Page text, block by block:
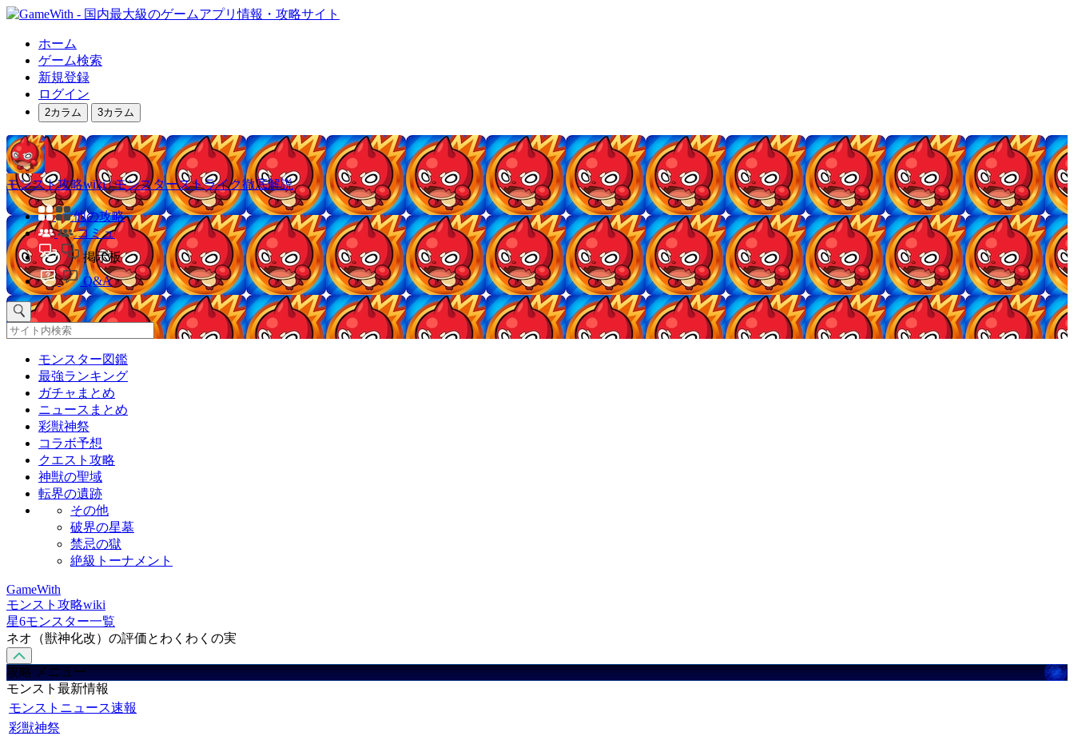
ホーム
ゲーム検索
新規登録
ログイン
2カラム 3カラム
モンスト攻略wiki | モンスターストライク徹底解説
他の攻略
コミュ
掲示板
Q&A
モンスター図鑑
最強ランキング
ガチャまとめ
ニュースまとめ
彩獣神祭
コラボ予想
クエスト攻略
神獣の聖域
転界の遺跡
その他
破界の星墓
禁忌の獄
絶級トーナメント
GameWith
モンスト攻略wiki
星6モンスター一覧
ネオ（獣神化改）の評価とわくわくの実
攻略 メニュー
モンスト最新情報
モンストニュース速報
彩獣神祭